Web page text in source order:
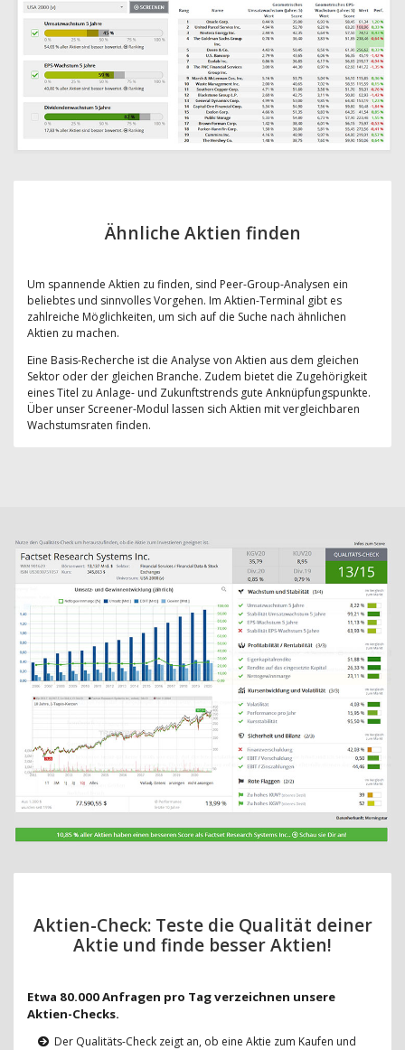
Ähnliche Aktien finden
Um spannende Aktien zu finden, sind Peer-Group-Analysen ein
beliebtes und sinnvolles Vorgehen. Im Aktien-Terminal gibt es
zahlreiche Möglichkeiten, um sich auf die Suche nach ähnlichen
Aktien zu machen.
Eine Basis-Recherche ist die Analyse von Aktien aus dem gleichen
Sektor oder der gleichen Branche. Zudem bietet die Zugehörigkeit
eines Titel zu Anlage- und Zukunftstrends gute Anknüpfungspunkte.
Über unser Screener-Modul lassen sich Aktien mit vergleichbaren
Wachstumsraten finden.
Aktien-Check: Teste die Qualität deiner
Aktie und finde besser Aktien!
Etwa 80.000 Anfragen pro Tag verzeichnen unsere
Aktien-Checks.
Der Qualitäts-Check zeigt an, ob eine Aktie zum Kaufen und